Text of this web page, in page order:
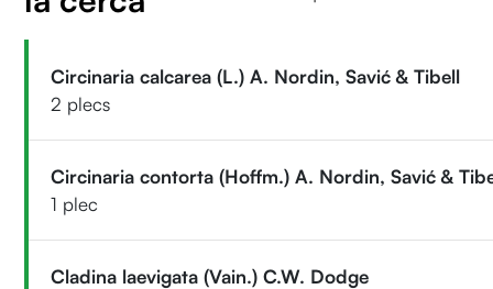
Circinaria calcarea (L.) A. Nordin, Savić & Tibell
2 plecs
Circinaria contorta (Hoffm.) A. Nordin, Savić &
1 plec
Cladina laevigata (Vain.) C.W. Dodge